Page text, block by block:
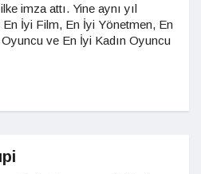
imza attı. Yine aynı yıl
İyi Film, En İyi Yönetmen, En
ve En İyi Kadın Oyuncu